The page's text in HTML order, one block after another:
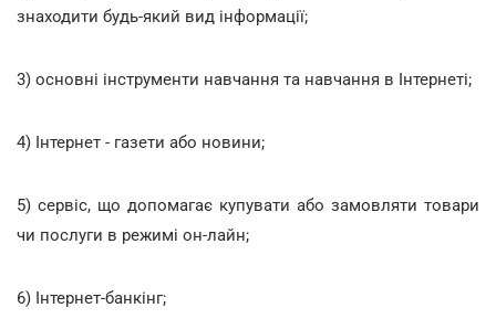
знаходити будь-який вид інформації;
3) основні інструменти навчання та навчання в Інтернеті;
4) Інтернет - газети або новини;
5) сервіс, що допомагає купувати або замовляти товари
чи послуги в режимі он-лайн;
6) Інтернет-банкінг;